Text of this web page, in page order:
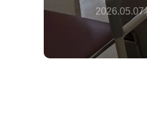
2026.05.07